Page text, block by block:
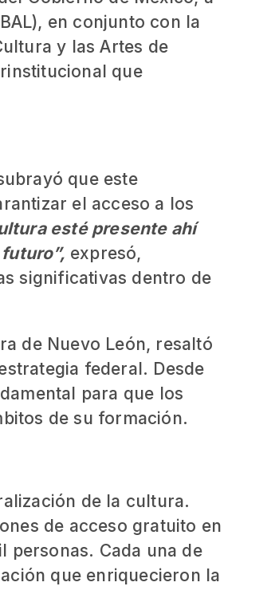
en conjunto con la
y las Artes de
que
que este
el acceso a los
esté presente ahí
expresó,
significativas dentro de
de Nuevo León, resaltó
federal. Desde
para que los
de su formación.
de la cultura.
de acceso gratuito en
personas. Cada una de
que enriquecieron la